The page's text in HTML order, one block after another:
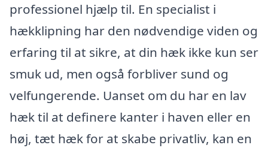
professionel hjælp til. En specialist i
hækklipning har den nødvendige viden og
erfaring til at sikre, at din hæk ikke kun ser
smuk ud, men også forbliver sund og
velfungerende. Uanset om du har en lav
hæk til at definere kanter i haven eller en
høj, tæt hæk for at skabe privatliv, kan en